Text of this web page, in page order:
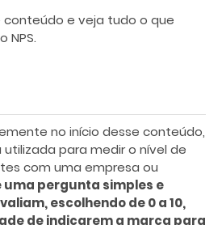
conteúdo e veja tudo o que
NPS.
no início desse conteúdo,
utilizada para medir o nível de
com uma empresa ou
uma pergunta simples e
escolhendo de 0 a 10,
de indicarem a marca para